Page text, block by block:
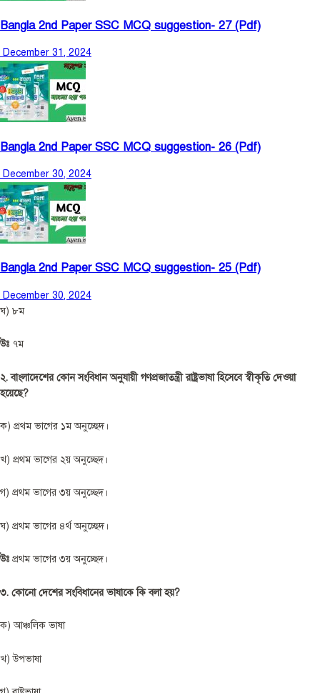
Bangla 2nd Paper SSC MCQ suggestion- 27 (Pdf)
December 31, 2024
Bangla 2nd Paper SSC MCQ suggestion- 26 (Pdf)
December 30, 2024
Bangla 2nd Paper SSC MCQ suggestion- 25 (Pdf)
December 30, 2024
ঘ) ৮ম
উঃ ৭ম
২. বাংলাদেশের কোন সংবিধান অনুযায়ী গণপ্রজাতন্ত্রী রাষ্ট্রভাষা হিসেবে স্বীকৃতি দেওয়া
হয়েছে?
ক) প্রথম ভাগের ১ম অনুচ্ছেদ।
খ) প্রথম ভাগের ২য় অনুচ্ছেদ।
গ) প্রথম ভাগের ৩য় অনুচ্ছেদ।
ঘ) প্রথম ভাগের ৪র্থ অনুচ্ছেদ।
উঃ প্রথম ভাগের ৩য় অনুচ্ছেদ।
৩. কোনো দেশের সংবিধানের ভাষাকে কি বলা হয়?
ক) আঞ্চলিক ভাষা
খ) উপভাষা